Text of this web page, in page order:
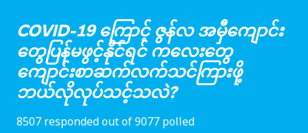
COVID-19 ကြောင့် ဇွန်လ အမှီကျောင်း
တွေပြန်မဖွင့်နိုင်ရင် ကလေးတွေ
ကျောင်းစာဆက်လက်သင်ကြားဖို့
ဘယ်လိုလုပ်သင့်သလဲ?
8507 responded out of 9077 polled